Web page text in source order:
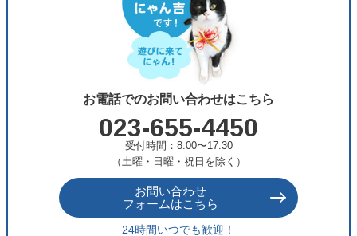
お電話でのお問い合わせはこちら
023-655-4450
受付時間：8:00〜17:30
（土曜・日曜・祝日を除く）
お問い合わせ
フォームはこちら
24時間いつでも歓迎！